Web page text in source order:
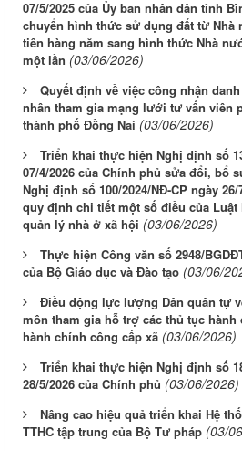
07/5/2025 của Ủy ban nhân dân tỉnh
chuyển hình thức sử dụng đất từ Nhà
tiền hàng năm sang hình thức Nhà
một lần (03/06/2026)
Quyết định về việc công nhận
nhân tham gia mạng lưới tư vấn viên
thành phố Đồng Nai (03/06/2026)
Triển khai thực hiện Nghị định số
07/4/2026 của Chính phủ sửa đổi, bổ
Nghị định số 100/2024/NĐ-CP ngày
quy định chi tiết một số điều của Luật
quản lý nhà ở xã hội (03/06/2026)
Thực hiện Công văn số 2948/
của Bộ Giáo dục và Đào tạo (03/06/
Điều động lực lượng Dân quân tự
môn tham gia hỗ trợ các thủ tục hành
hành chính công cấp xã (03/06/2026)
Triển khai thực hiện Nghị định số
28/5/2026 của Chính phủ (03/06/2026)
Nâng cao hiệu quả triển khai Hệ
TTHC tập trung của Bộ Tư pháp (03/